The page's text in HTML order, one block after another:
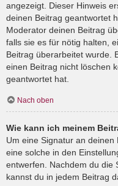
angezeigt. Dieser Hinweis
deinen Beitrag geantwortet
Moderator deinen Beitrag
falls sie es für nötig halten,
Beitrag überarbeitet wurde.
einen Beitrag nicht löschen
geantwortet hat.
Nach oben
Wie kann ich meinem
Um eine Signatur an
eine solche in den
entwerfen. Nachdem du die
kannst du in jedem Beitrag